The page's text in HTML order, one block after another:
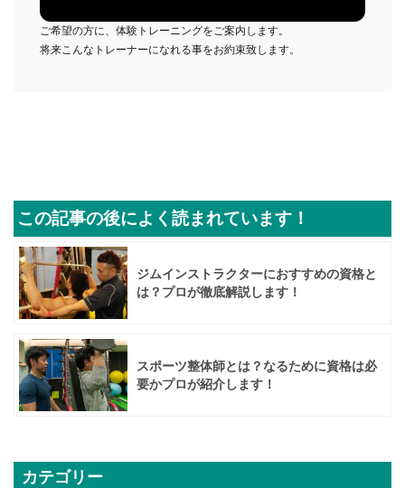
ご希望の方に、体験トレーニングをご案内します。
将来こんなトレーナーになれる事をお約束致します。
この記事の後によく読まれています！
ジムインストラクターにおすすめの資格と
は？プロが徹底解説します！
スポーツ整体師とは？なるために資格は必
要かプロが紹介します！
カテゴリー